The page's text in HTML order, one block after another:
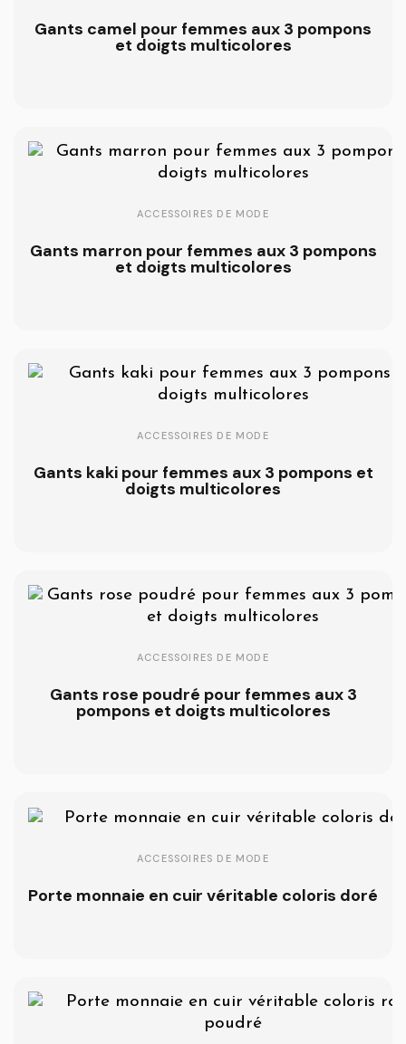
Gants camel pour femmes aux 3 pompons
et doigts multicolores
ACCESSOIRES DE MODE
Gants marron pour femmes aux 3 pompons
et doigts multicolores
ACCESSOIRES DE MODE
Gants kaki pour femmes aux 3 pompons et
doigts multicolores
ACCESSOIRES DE MODE
Gants rose poudré pour femmes aux 3
pompons et doigts multicolores
ACCESSOIRES DE MODE
Porte monnaie en cuir véritable coloris doré